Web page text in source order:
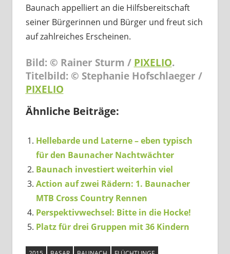
Baunach appelliert an die Hilfsbereitschaft
seiner Bürgerinnen und Bürger und freut sich
auf zahlreiches Erscheinen.
Bild: © Rainer Sturm / PIXELIO.
Titelbild: © Stephanie Hofschlaeger /
PIXELIO
Ähnliche Beiträge:
Hellebarde und Laterne – eben typisch
für den Baunacher Nachtwächter
Baunach investiert weiterhin viel
Action auf zwei Rädern: 1. Baunacher
MTB Cross Country Rennen
Perspektivwechsel: Bitte in die Hocke!
Platz für drei Gruppen mit 36 Kindern